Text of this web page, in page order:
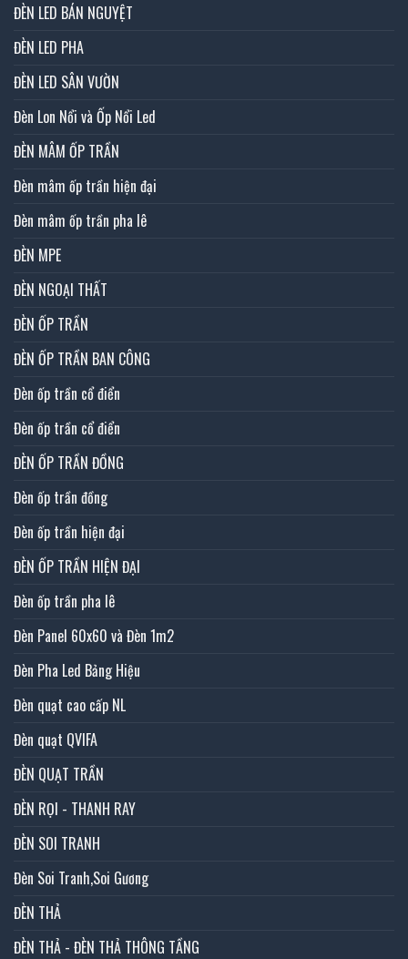
ĐÈN LED BÁN NGUYỆT
ĐÈN LED PHA
ĐÈN LED SÂN VƯỜN
Đèn Lon Nổi và Ốp Nổi Led
ĐÈN MÂM ỐP TRẦN
Đèn mâm ốp trần hiện đại
Đèn mâm ốp trần pha lê
ĐÈN MPE
ĐÈN NGOẠI THẤT
ĐÈN ỐP TRẦN
ĐÈN ỐP TRẦN BAN CÔNG
Đèn ốp trần cổ điển
Đèn ốp trần cổ điển
ĐÈN ỐP TRẦN ĐỒNG
Đèn ốp trần đồng
Đèn ốp trần hiện đại
ĐÈN ỐP TRẦN HIỆN ĐẠI
Đèn ốp trần pha lê
Đèn Panel 60x60 và Đèn 1m2
Đèn Pha Led Bảng Hiệu
Đèn quạt cao cấp NL
Đèn quạt QVIFA
ĐÈN QUẠT TRẦN
ĐÈN RỌI - THANH RAY
ĐÈN SOI TRANH
Đèn Soi Tranh,Soi Gương
ĐÈN THẢ
ĐÈN THẢ - ĐÈN THẢ THÔNG TẦNG